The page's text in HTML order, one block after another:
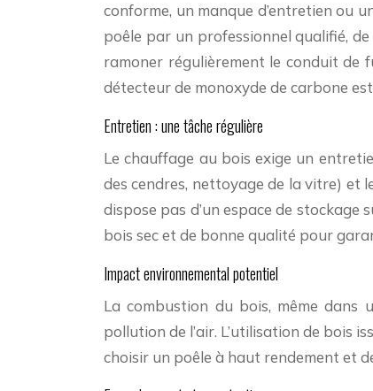
conforme, un manque d’entretien ou
poêle par un professionnel qualifié,
ramoner régulièrement le conduit de
détecteur de monoxyde de carbone
Entretien : une tâche régulière
Le chauffage au bois exige un
des cendres, nettoyage de la vitre) et
dispose pas d’un espace de
bois sec et de bonne qualité pour
Impact environnemental potentiel
La combustion du bois, même
pollution de l’air. L’utilisation de bois
choisir un poêle à haut rendement et